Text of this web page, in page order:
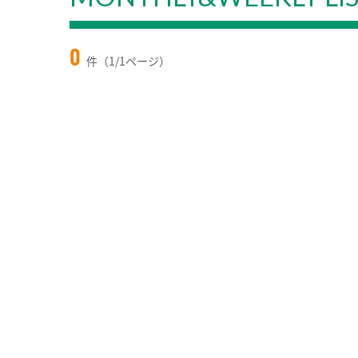
0 件（1/1ページ）